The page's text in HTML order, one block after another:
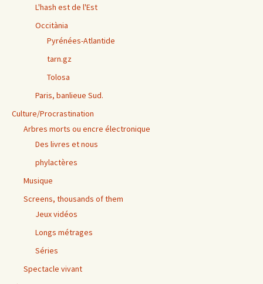
L'hash est de l'Est
Occitània
Pyrénées-Atlantide
tarn.gz
Tolosa
Paris, banlieue Sud.
Culture/Procrastination
Arbres morts ou encre électronique
Des livres et nous
phylactères
Musique
Screens, thousands of them
Jeux vidéos
Longs métrages
Séries
Spectacle vivant